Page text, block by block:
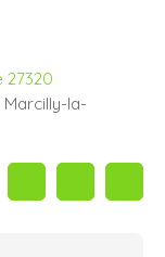
27320
la-